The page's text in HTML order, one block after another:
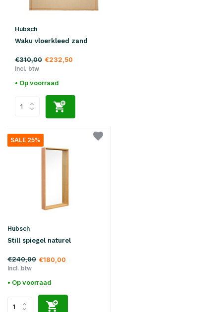
Hubsch
Waku vloerkleed zand
€310,00 €232,50
Incl. btw
• Op voorraad
SALE 25%
Hubsch
Still spiegel naturel
€240,00 €180,00
Incl. btw
• Op voorraad